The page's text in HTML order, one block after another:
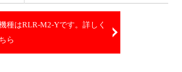
種はRLR-M2-Yです。詳しく
ら